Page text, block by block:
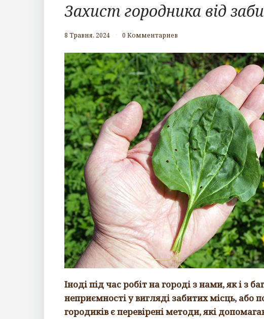
Захист городника від
8 Травня, 2024 0 Комментариев
Іноді під час робіт на городі з нами, як і з
неприємності у вигляді забитих місць, або
городиків є перевірені методи, які